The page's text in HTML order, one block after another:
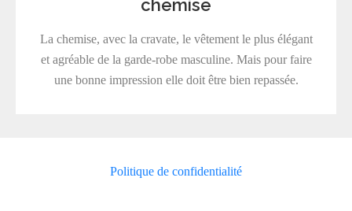
chemise
La chemise, avec la cravate, le vêtement le plus élégant
et agréable de la garde-robe masculine. Mais pour faire
une bonne impression elle doit être bien repassée.
Politique de confidentialité